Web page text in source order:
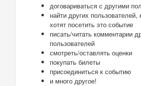
договариваться с другими
найти других пользователей,
хотят посетить это событие
писать/читать комментарии
пользователей
смотреть/оставлять оценки
покупать билеты
присоединиться к событию
и много другое!